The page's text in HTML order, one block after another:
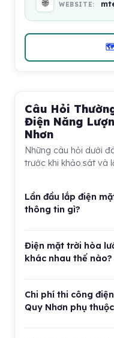
🌐 WEBSITE:
🗺
Câu Hỏi
Điện Năng
Nhơn
Những câu hỏi dưới
trước khi khảo sát và
Lần đầu lắp điện
thông tin gì?
thông tin loại mái,
dụng điện ban ngày
Đơn vị thi công cần
khả năng chịu tải và
Điện mặt trời hòa
khác nhau thế nào?
phục vụ phụ tải trong
không có pin lưu trữ
Chi phí thi công
Quy Nhơn phụ